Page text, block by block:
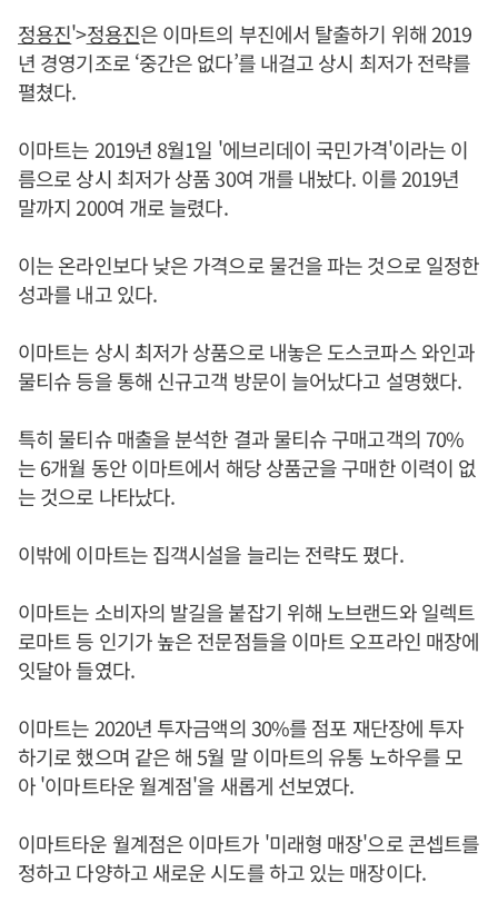
정용진'>정용진은 이마트의 부진에서 탈출하기 위해 2019
년 경영기조로 ‘중간은 없다’를 내걸고 상시 최저가 전략를
펼쳤다.
이마트는 2019년 8월1일 '에브리데이 국민가격'이라는 이
름으로 상시 최저가 상품 30여 개를 내놨다. 이를 2019년
말까지 200여 개로 늘렸다.
이는 온라인보다 낮은 가격으로 물건을 파는 것으로 일정한
성과를 내고 있다.
이마트는 상시 최저가 상품으로 내놓은 도스코파스 와인과
물티슈 등을 통해 신규고객 방문이 늘어났다고 설명했다.
특히 물티슈 매출을 분석한 결과 물티슈 구매고객의 70%
는 6개월 동안 이마트에서 해당 상품군을 구매한 이력이 없
는 것으로 나타났다.
이밖에 이마트는 집객시설을 늘리는 전략도 폈다.
이마트는 소비자의 발길을 붙잡기 위해 노브랜드와 일렉트
로마트 등 인기가 높은 전문점들을 이마트 오프라인 매장에
잇달아 들였다.
이마트는 2020년 투자금액의 30%를 점포 재단장에 투자
하기로 했으며 같은 해 5월 말 이마트의 유통 노하우를 모
아 '이마트타운 월계점'을 새롭게 선보였다.
이마트타운 월계점은 이마트가 '미래형 매장'으로 콘셉트를
정하고 다양하고 새로운 시도를 하고 있는 매장이다.